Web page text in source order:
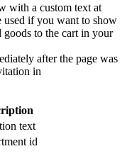
with a custom text at
used if you want to show
to the cart in your
after the page was
in
text
id